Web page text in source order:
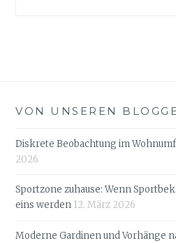
VON UNSEREN
Diskrete Beobachtung im
2026
Sportzone zuhause: Wenn
eins werden 12. März 2026
Moderne Gardinen und Vorhänge